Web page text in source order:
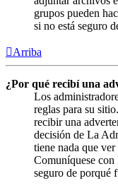
grupos pueden
si no está seguro
Arriba
¿Por qué recibí una
Los
reglas para su
recibir una
decisión de La
tiene nada que
Comuníquese
seguro de porqué